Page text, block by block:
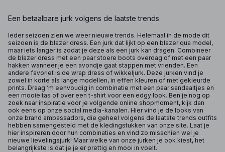
Een betaalbare jurk volgens de laatste trends
Ieder seizoen zien we weer nieuwe trends. Helemaal in de mode dit
seizoen is de blazer dress. Een jurk dat lijkt op een blazer qua model,
maar iets langer is zodat je deze als een jurk kan dragen. Combineer
de blazer dress met een paar stoere boots overdag of met een paar
hakken wanneer je een avondje gaat stappen met vrienden. Een
andere favoriet is de wrap dress of wikkeljurk. Deze jurken vind je
zowel in korte als lange modellen, in effen kleuren of met gekleurde
prints. Draag ‘m eenvoudig in combinatie met een paar sandaaltjes en
een mooie tas of over een t-shirt voor een edgy look. Ben je nog op
zoek naar inspiratie voor je volgende online shopmoment, kijk dan
ook eens op onze social media-kanalen. Hier vind je de looks van
onze brand ambassadors, die geheel volgens de laatste trends outfits
hebben samengesteld met de kledingstukken van onze site. Laat je
hier inspireren door hun combinaties en vind zo misschien wel je
nieuwe lievelingsjurk! Maar welke van onze jurken je ook kiest, het
belangrijkste is dat je je er prettig en mooi in voelt.